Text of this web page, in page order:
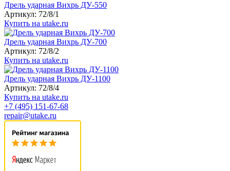
Дрель ударная Вихрь ДУ-550
Артикул: 72/8/1
Купить на utake.ru
Дрель ударная Вихрь ДУ-700
Артикул: 72/8/2
Купить на utake.ru
Дрель ударная Вихрь ДУ-1100
Артикул: 72/8/4
Купить на utake.ru
+7 (495) 151-67-68
repair@utake.ru